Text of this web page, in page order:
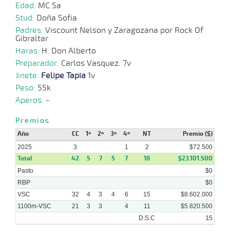
Edad: MC 5a
Stud: Doña Sofia
Padres: Viscount Nelson y Zaragozana por Rock Of
Gibraltar
Haras: H. Don Alberto
Preparador: Carlos Vasquez. 7v
Jinete: Felipe Tapia 1v
Peso: 55k
Aperos: -
Premios
Año CC 1º 2º 3º 4º NT Premio ($)
2025 3 1 2 $72.500
Total 42 5 7 5 7 18 $23.101.500
Pasto
$0
RBP
$0
VSC
32 4 3 4 6 15
$8.602.000
1100m-VSC
21 3 3 4 11
$5.820.500
D.S.C
15